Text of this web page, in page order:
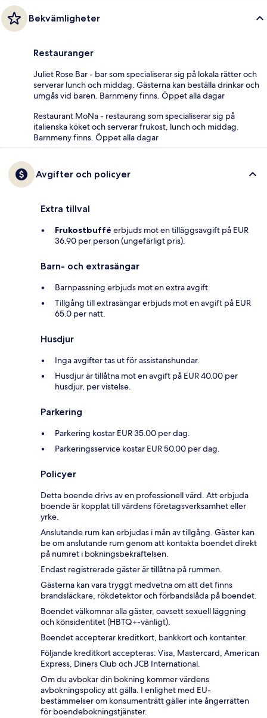
Bekvämligheter
Restauranger
Juliet Rose Bar - bar som specialiserar sig på lokala rätter och
serverar lunch och middag. Gästerna kan beställa drinkar och
umgås vid baren. Barnmeny finns. Öppet alla dagar
Restaurant MoNa - restaurang som specialiserar sig på
italienska köket och serverar frukost, lunch och middag.
Barnmeny finns. Öppet alla dagar
Avgifter och policyer
Extra tillval
Frukostbuffé erbjuds mot en tilläggsavgift på EUR
36.90 per person (ungefärligt pris).
Barn- och extrasängar
Barnpassning erbjuds mot en extra avgift.
Tillgång till extrasängar erbjuds mot en avgift på EUR
65.0 per natt.
Husdjur
Inga avgifter tas ut för assistanshundar.
Husdjur är tillåtna mot en avgift på EUR 40.00 per
husdjur, per vistelse.
Parkering
Parkering kostar EUR 35.00 per dag.
Parkeringsservice kostar EUR 50.00 per dag.
Policyer
Detta boende drivs av en professionell värd. Att erbjuda
boende är kopplat till värdens företagsverksamhet eller
yrke.
Anslutande rum kan erbjudas i mån av tillgång. Gäster kan
be om anslutande rum genom att kontakta boendet direkt
på numret i bokningsbekräftelsen.
Endast registrerade gäster är tillåtna på rummen.
Gästerna kan vara tryggt medvetna om att det finns
brandsläckare, rökdetektor och förbandslåda på boendet.
Boendet välkomnar alla gäster, oavsett sexuell läggning
och könsidentitet (HBTQ+-vänligt).
Boendet accepterar kreditkort, bankkort och kontanter.
Följande kreditkort accepteras: Visa, Mastercard, American
Express, Diners Club och JCB International.
Om du avbokar din bokning kommer värdens
avbokningspolicy att gälla. I enlighet med EU-
bestämmelser om konsumenträtt gäller inte ångerrätten
för boendebokningstjänster.